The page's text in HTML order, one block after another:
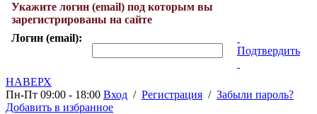
Укажите логин (email) под которым вы
зарегистрированы на сайте
Логин (email):
Подтвердить
НАВЕРХ
Пн-Пт 09:00 - 18:00 Вход / Регистрация / Забыли пароль?
Добавить в избранное